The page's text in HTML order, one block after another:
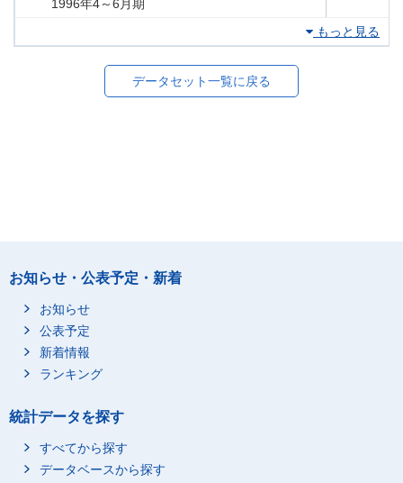
1996年4～6月期
もっと見る
データセット一覧に戻る
お知らせ・公表予定・新着
お知らせ
公表予定
新着情報
ランキング
統計データを探す
すべてから探す
データベースから探す